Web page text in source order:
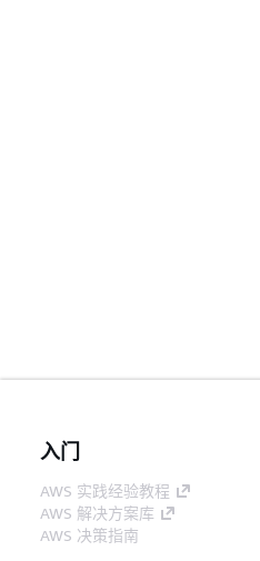
入门
AWS 实践经验教程
AWS 解决方案库
AWS 决策指南